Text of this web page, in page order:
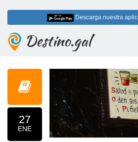
Descarga nuestra
Destino.gal
27
ENE